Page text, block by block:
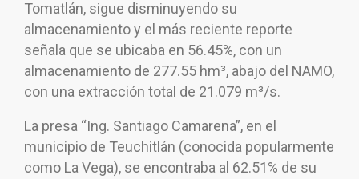
Tomatlán, sigue disminuyendo su
almacenamiento y el más reciente reporte
señala que se ubicaba en 56.45%, con un
almacenamiento de 277.55 hm³, abajo del NAMO,
con una extracción total de 21.079 m³/s.
La presa “Ing. Santiago Camarena”, en el
municipio de Teuchitlán (conocida popularmente
como La Vega), se encontraba al 62.51% de su